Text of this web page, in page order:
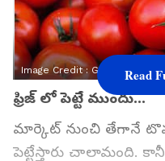
Image Credit : Getty
ఫ్రిజ్ లో పెట్టే ముందు...
మార్కెట్ నుంచి తేగానే
పెట్టేస్తారు చాలామంది.
Read